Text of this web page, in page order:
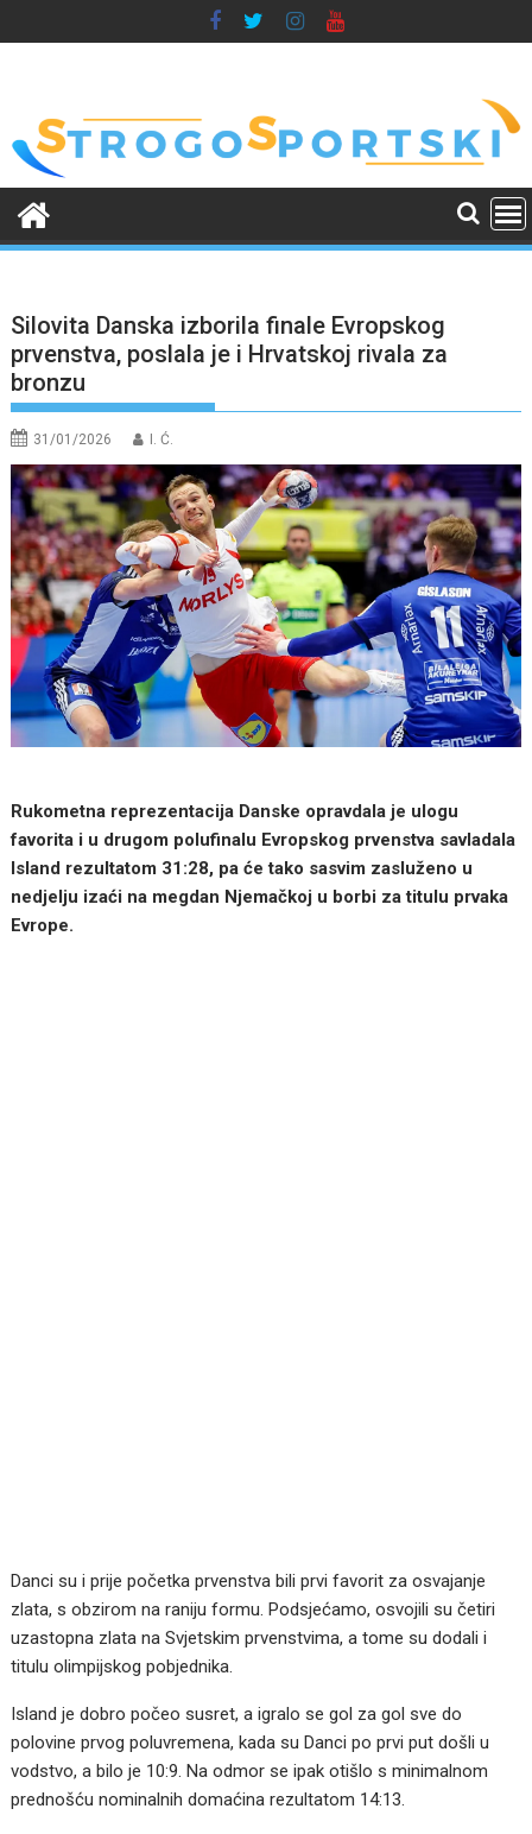
to
Silovita Danska izborila finale Evropskog
prvenstva, poslala je i Hrvatskoj rivala za
bronzu
31/01/2026 I. Ć.
Rukometna reprezentacija Danske opravdala je ulogu
favorita i u drugom polufinalu Evropskog prvenstva savladala
Island rezultatom 31:28, pa će tako sasvim zasluženo u
nedjelju izaći na megdan Njemačkoj u borbi za titulu prvaka
Evrope.
Danci su i prije početka prvenstva bili prvi favorit za osvajanje
zlata, s obzirom na raniju formu. Podsjećamo, osvojili su četiri
uzastopna zlata na Svjetskim prvenstvima, a tome su dodali i
titulu olimpijskog pobjednika.
Island je dobro počeo susret, a igralo se gol za gol sve do
polovine prvog poluvremena, kada su Danci po prvi put došli u
vodstvo, a bilo je 10:9. Na odmor se ipak otišlo s minimalnom
prednošću nominalnih domaćina rezultatom 14:13.